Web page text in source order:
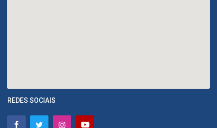
REDES SOCIAIS